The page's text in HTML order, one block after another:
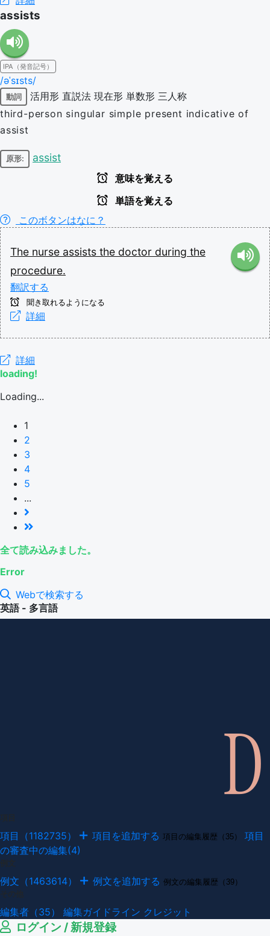
assists
IPA（発音記号）
/əˈsɪsts/
動詞 活用形 直説法 現在形 単数形 三人称
third-person singular simple present indicative of
assist
原形: assist
意味を覚える
単語を覚える
このボタンはなに？
The nurse assists the doctor during the
procedure.
翻訳する
聞き取れるようになる
詳細
詳細
loading!
Loading...
1
2
3
4
5
...
全て読み込みました。
Error
Webで検索する
英語 - 多言語
項目（1182735） 項目を追加する 項目の編集履歴（35）
項目
の審査中の編集(4)
例文（1463614） 例文を追加する 例文の編集履歴（39）
編集者（35） 編集ガイドライン クレジット
ログイン / 新規登録